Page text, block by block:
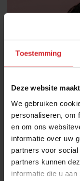
Toestemming
Deze website
We gebruiken
personaliseren, om
en om ons
informatie over uw
partners voor
partners kunnen
informatie die u
Indiaas-Britse
van Damprijs
Jury roept Chef's
voorvechter van de